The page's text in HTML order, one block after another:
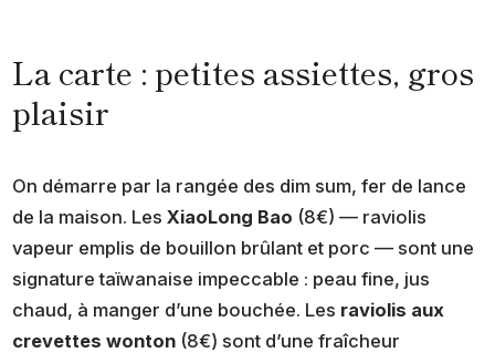
La carte : petites assiettes, gros
plaisir
On démarre par la rangée des dim sum, fer de lance
de la maison. LesXiaoLong Bao (8€) — raviolis
vapeur emplis de bouillon brûlant et porc — sont une
signature taïwanaise impeccable : peau fine, jus
chaud, à manger d’une bouchée. Les raviolis aux
crevettes wonton (8€) sont d’une fraîcheur